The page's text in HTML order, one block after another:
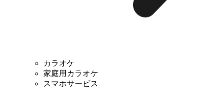
カラオケ
家庭用カラオケ
スマホサービス